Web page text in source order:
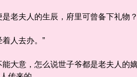
老夫人的生辰，府里可曾备下礼物
人去办。”
意，怎么说世子爷都是老夫人的